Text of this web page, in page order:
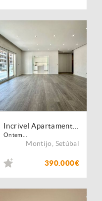
Ontem...
Montijo Setúbal
390.000€